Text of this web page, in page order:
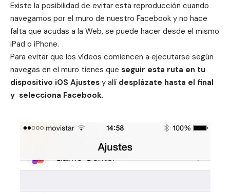
Existe la posibilidad de evitar esta reproducción cuando
navegamos por el muro de nuestro Facebook y no hace
falta que acudas a la Web, se puede hacer desde el mismo
iPad o iPhone.
Para evitar que los vídeos comiencen a ejecutarse según
navegas en el muro tienes que seguir esta ruta en tu
dispositivo iOS Ajustes y allí desplázate hasta el final
y selecciona Facebook.